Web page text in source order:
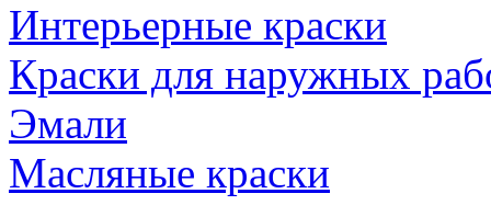
Интерьерные краски
Краски для наружных
Эмали
Масляные краски